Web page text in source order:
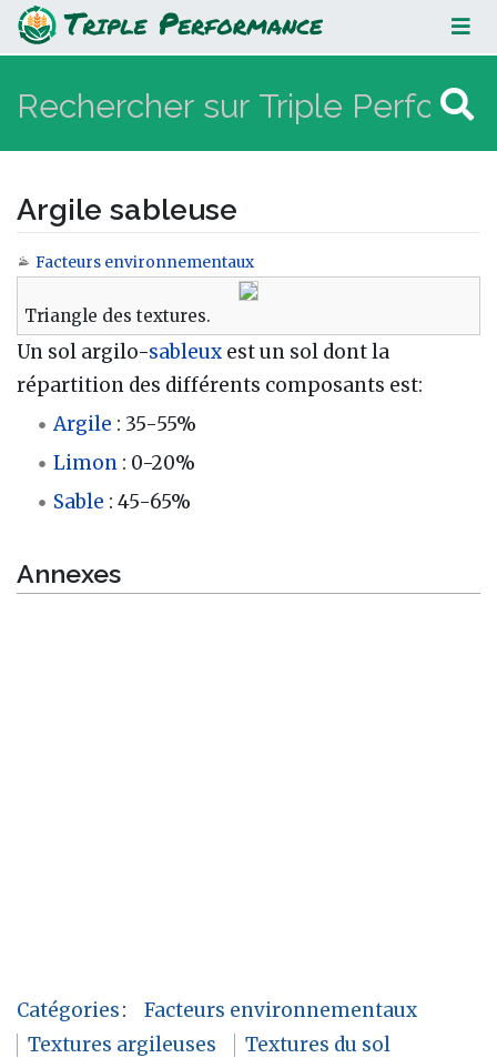
Argile sableuse
Argile sableuse
Aller à :navigation,rechercher
Facteurs environnementaux
Triangle des textures.
Un sol argilo-sableux est un sol dont la
répartition des différents composants est:
Argile : 35-55%
Limon : 0-20%
Sable : 45-65%
Annexes
Catégories:
Facteurs environnementaux
Textures argileuses
Textures du sol